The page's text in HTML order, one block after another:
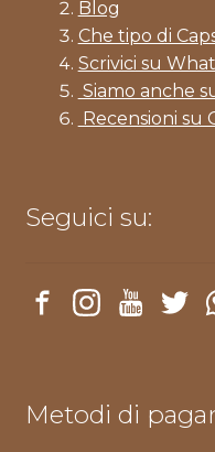
Blog
Che tipo di
Scrivici su
Siamo anche
Recensioni su
Seguici su:
Metodi di